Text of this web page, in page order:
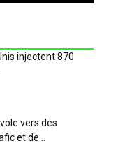
injectent 870
vers des
et de...